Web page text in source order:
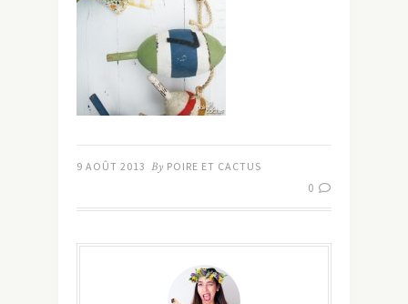
9 AOÛT 2013 By POIRE ET CACTUS
0